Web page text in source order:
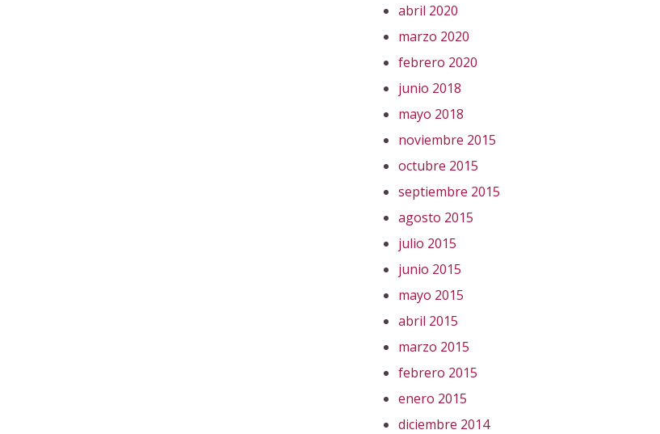
abril 2020
marzo 2020
febrero 2020
junio 2018
mayo 2018
noviembre 2015
octubre 2015
septiembre 2015
agosto 2015
julio 2015
junio 2015
mayo 2015
abril 2015
marzo 2015
febrero 2015
enero 2015
diciembre 2014